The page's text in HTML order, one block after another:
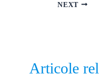
NEXT
Articole